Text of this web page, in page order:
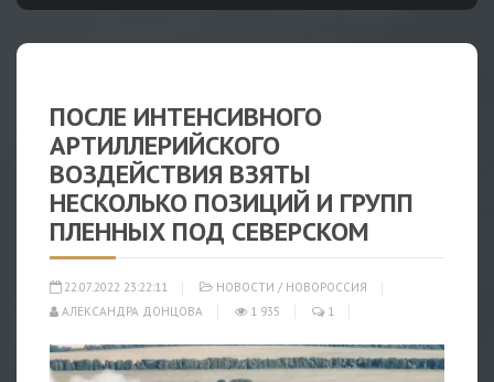
ПОСЛЕ ИНТЕНСИВНОГО
АРТИЛЛЕРИЙСКОГО
ВОЗДЕЙСТВИЯ ВЗЯТЫ
НЕСКОЛЬКО ПОЗИЦИЙ И ГРУПП
ПЛЕННЫХ ПОД СЕВЕРСКОМ
22.07.2022 23:22:11 НОВОСТИ / НОВОРОССИЯ
АЛЕКСАНДРА ДОНЦОВА
1 935 1